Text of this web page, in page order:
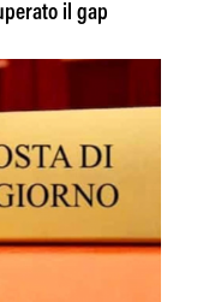
il gap